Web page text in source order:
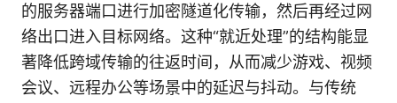
的服务器端口进行加密隧道化传输，然后再经过网
络出口进入目标网络。这种“就近处理”的结构能显
著降低跨域传输的往返时间，从而减少游戏、视频
会议、远程办公等场景中的延迟与抖动。与传统